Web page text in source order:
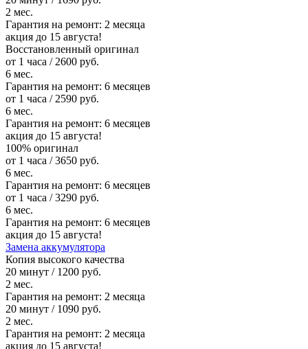
2 мес.
Гарантия на ремонт: 2 месяца
акция до 15 августа!
Восстановленный оригинал
от 1 часа / 2600 руб.
6 мес.
Гарантия на ремонт: 6 месяцев
от 1 часа / 2590 руб.
6 мес.
Гарантия на ремонт: 6 месяцев
акция до 15 августа!
100% оригинал
от 1 часа / 3650 руб.
6 мес.
Гарантия на ремонт: 6 месяцев
от 1 часа / 3290 руб.
6 мес.
Гарантия на ремонт: 6 месяцев
акция до 15 августа!
Замена аккумулятора
Копия высокого качества
20 минут / 1200 руб.
2 мес.
Гарантия на ремонт: 2 месяца
20 минут / 1090 руб.
2 мес.
Гарантия на ремонт: 2 месяца
акция до 15 августа!